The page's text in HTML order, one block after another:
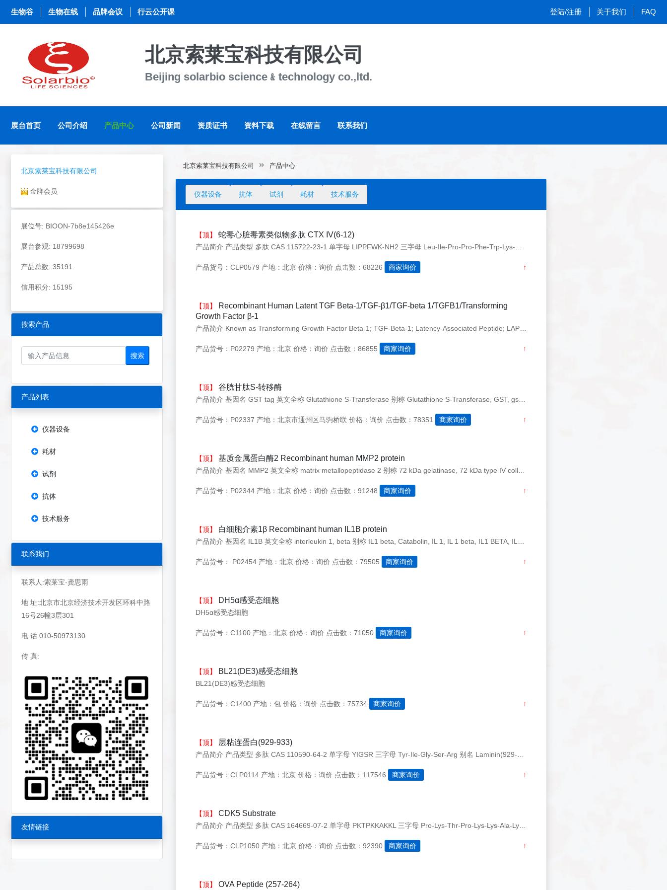
生物谷 生物在线 品牌会议 行云公开课 登陆/注册 关于我们 FAQ
北京索莱宝科技有限公司
Beijing solarbio science﹠technology co.,ltd.
展台首页 公司介绍 产品中心 公司新闻 资质证书 资料下载 在线留言 联系我们
北京索莱宝科技有限公司
金牌会员
展位号: BIOON-7b8e145426e
展台参观: 18799698
产品总数: 35191
信用积分: 15195
搜索产品
搜索
产品列表
仪器设备
耗材
试剂
抗体
技术服务
联系我们
联系人:索莱宝-龚思雨
地 址:北京市北京经济技术开发区环科中路
16号26幢3层301
电 话:010-50973130
传 真:
友情链接
北京索莱宝科技有限公司 产品中心
仪器设备 抗体 试剂 耗材 技术服务
【顶】 蛇毒心脏毒素类似物多肽 CTX IV(6-12)
产品货号：CLP0579 产地：北京 价格：询价 点击数：68226 商家询价 ↑
【顶】
Recombinant Human Latent TGF Beta-1/TGF-β1/TGF-beta 1/TGFB1/Transforming
Growth Factor β-1
产品简介 Known as Transforming Growth Factor Beta-1; TGF-Beta-1; Latency-Associated Peptide; LAP; TGFB1; TGFB Derived from Human Cells Purity Gre
产品货号：P02279 产地：北京 价格：询价 点击数：86855 商家询价 ↑
【顶】 谷胱甘肽S-转移酶
产品简介 基因名 GST tag 英文全称 Glutathione S-Transferase 别称 Glutathione S-Transferase, GST, gst tag 中文名称 谷胱甘肽S-转移酶 氨基酸大小 26kDa 表达氨基酸 1-218aa B
产品货号：P02337 产地：北京市通州区马驹桥联 价格：询价 点击数：78351 商家询价 ↑
【顶】 基质金属蛋白酶2 Recombinant human MMP2 protein
产品简介 基因名 MMP2 英文全称 matrix metallopeptidase 2 别称 72 kDa gelatinase, 72 kDa type IV collagenase, CLG4, CLG4A, Gelatinase A, Matrix metalloprote
产品货号：P02344 产地：北京 价格：询价 点击数：91248 商家询价 ↑
【顶】 白细胞介素1β Recombinant human IL1B protein
产品货号： P02454 产地：北京 价格：询价 点击数：79505 商家询价 ↑
【顶】 DH5α感受态细胞
DH5α感受态细胞
产品货号：C1100 产地：北京 价格：询价 点击数：71050 商家询价 ↑
【顶】 BL21(DE3)感受态细胞
BL21(DE3)感受态细胞
产品货号：C1400 产地：包 价格：询价 点击数：75734 商家询价 ↑
【顶】 层粘连蛋白(929-933)
产品货号：CLP0114 产地：北京 价格：询价 点击数：117546 商家询价 ↑
【顶】 CDK5 Substrate
产品简介 产品类型 多肽 CAS 164669-07-2 单字母 PKTPKKAKKL 三字母 Pro-Lys-Thr-Pro-Lys-Lys-Ala-Lys-Lys-Leu 分子式 C53H99N15O12 分子量 1138.46 纯度 &ge;95% 外观与
产品货号：CLP1050 产地：北京 价格：询价 点击数：92390 商家询价 ↑
【顶】 OVA Peptide (257-264)